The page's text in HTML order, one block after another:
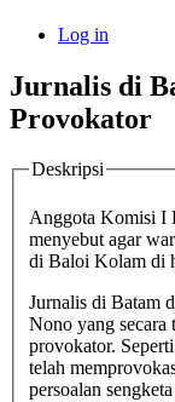
Log in
Jurnalis di
Provokator
Deskripsi
Anggota Komisi I
menyebut agar
di Baloi Kolam di
Jurnalis di Batam
Nono yang secara
provokator.
telah
persoalan